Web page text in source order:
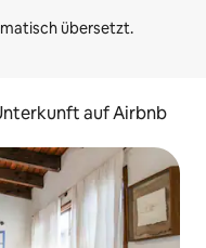
auf Airbnb